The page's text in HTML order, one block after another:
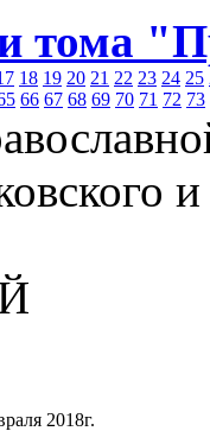
тома
18 19 20 21 22 23 24 25
66 67 68 69 70 71 72 73
2018г.